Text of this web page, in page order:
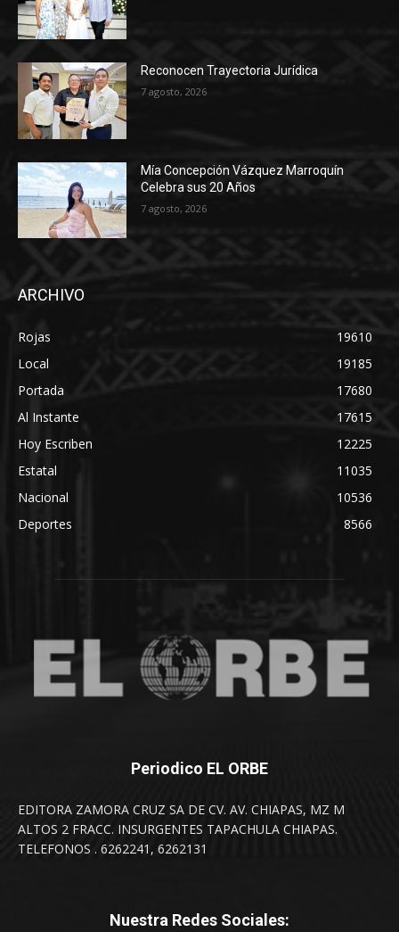
Reconocen Trayectoria Jurídica
7 agosto, 2026
Mía Concepción Vázquez Marroquín
Celebra sus 20 Años
7 agosto, 2026
ARCHIVO
Rojas
19610
Local
19185
Portada
17680
Al Instante
17615
Hoy Escriben
12225
Estatal
11035
Nacional
10536
Deportes
8566
Periodico EL ORBE
EDITORA ZAMORA CRUZ SA DE CV. AV. CHIAPAS, MZ M
ALTOS 2 FRACC. INSURGENTES TAPACHULA CHIAPAS.
TELEFONOS . 6262241, 6262131
Nuestra Redes Sociales: